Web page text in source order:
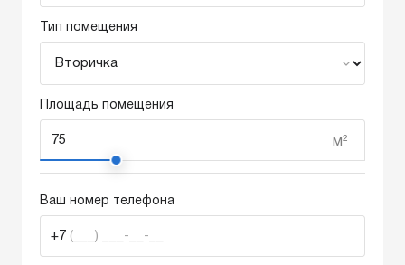
Тип помещения
Площадь помещения
м²
Ваш номер телефона
+7 (___) ___-__-__